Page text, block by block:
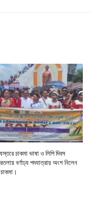
চাকমা ভাষা ও লিপি দিবস
বর্ণাঢ্য পদযাত্রায় অংশ নিলেন